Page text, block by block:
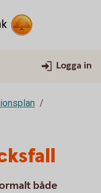
Logga in
både